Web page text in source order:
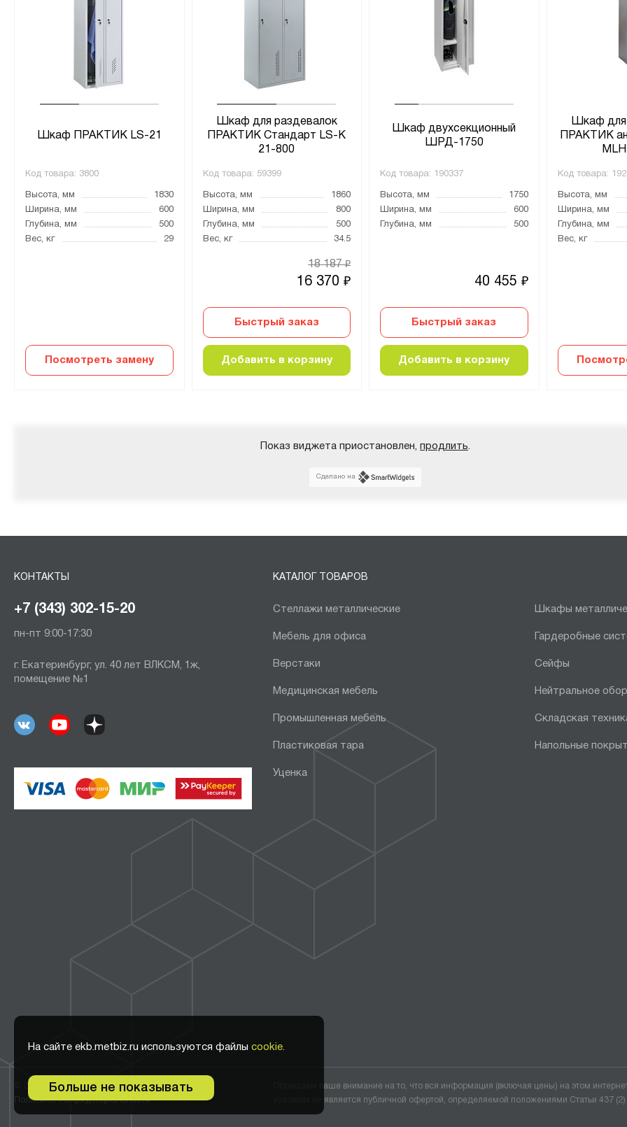
Шкаф ПРАКТИК LS-21
Код товара: 3800
Высота, мм
1830
Ширина, мм
600
Глубина, мм
500
Вес, кг
29
Посмотреть замену
Шкаф для раздевалок
ПРАКТИК Стандарт LS-K
21-800
Код товара: 59399
Высота, мм
1860
Ширина, мм
800
Глубина, мм
500
Вес, кг
34.5
16 370 ₽
18 187₽
Быстрый заказ
Добавить в корзину
Шкаф двухсекционный
ШРД-1750
Код товара: 190337
Высота, мм
1750
Ширина, мм
600
Глубина, мм
500
40 455 ₽
Быстрый заказ
Добавить в корзину
Шкаф для
ПРАКТИК
Код товара:
Высота, мм
Ширина, мм
Глубина, мм
Вес, кг
Показ виджета приостановлен, продлить.
Сделано на
На сайте ekb.metbiz.ru используются файлы cookie.
Больше не показывать
КОНТАКТЫ
+7 (343) 302-15-20
пн-пт 9:00-17:30
г. Екатеринбург, ул. 40 лет ВЛКСМ, 1ж,
помещение №1
КАТАЛОГ ТОВАРОВ
Стеллажи металлические Шкафы
Мебель для офиса Гардеробные
Верстаки Сейфы
Медицинская мебель Нейтральное
Промышленная мебель Складская
Пластиковая тара Напольные
Уценка
© 2011-2026 ООО Метбиз
Политика конфиденциальности
Обращаем ваше внимание на то, что вся информация (включая цены) на этом
условиях не является публичной офертой, определяемой положениями Статьи 437